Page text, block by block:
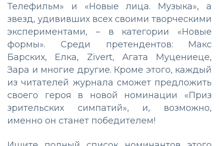
Телефильм» и «Новые лица. Музыка», а
звезд, удививших всех своими творческими
экспериментами, – в категории «Новые
формы». Среди претендентов: Макс
Барских, Елка, Zivert, Агата Муцениеце,
Зара и многие другие. Кроме этого, каждый
из читателей журнала сможет предложить
своего героя в новой номинации «Приз
зрительских симпатий», и, возможно,
именно он станет победителем!